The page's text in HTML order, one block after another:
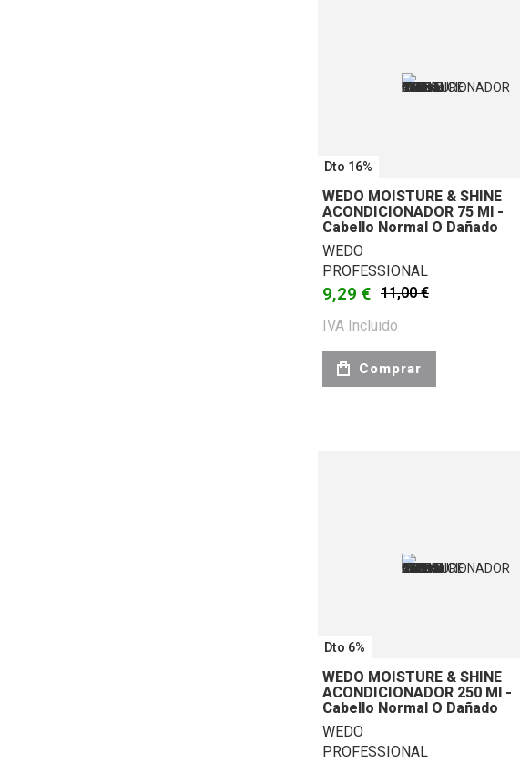
Dto 16%
WEDO MOISTURE & SHINE
ACONDICIONADOR 75 Ml -
Cabello Normal O Dañado
WEDO
PROFESSIONAL
9,29 € 11,00 €
IVA Incluido
Comprar
Dto 6%
WEDO MOISTURE & SHINE
ACONDICIONADOR 250 Ml -
Cabello Normal O Dañado
WEDO
PROFESSIONAL